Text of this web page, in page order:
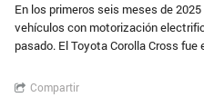
En los primeros seis meses de
vehículos con motorización
pasado. El Toyota Corolla Cross fue
Compartir